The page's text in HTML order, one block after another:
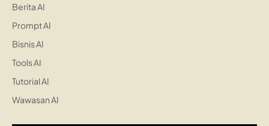
Berita AI
Prompt AI
Bisnis AI
Tools AI
Tutorial AI
Wawasan AI